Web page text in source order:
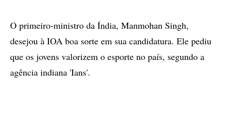
O primeiro-ministro da Índia, Manmohan Singh,
desejou à IOA boa sorte em sua candidatura. Ele pediu
que os jovens valorizem o esporte no país, segundo a
agência indiana 'Ians'.